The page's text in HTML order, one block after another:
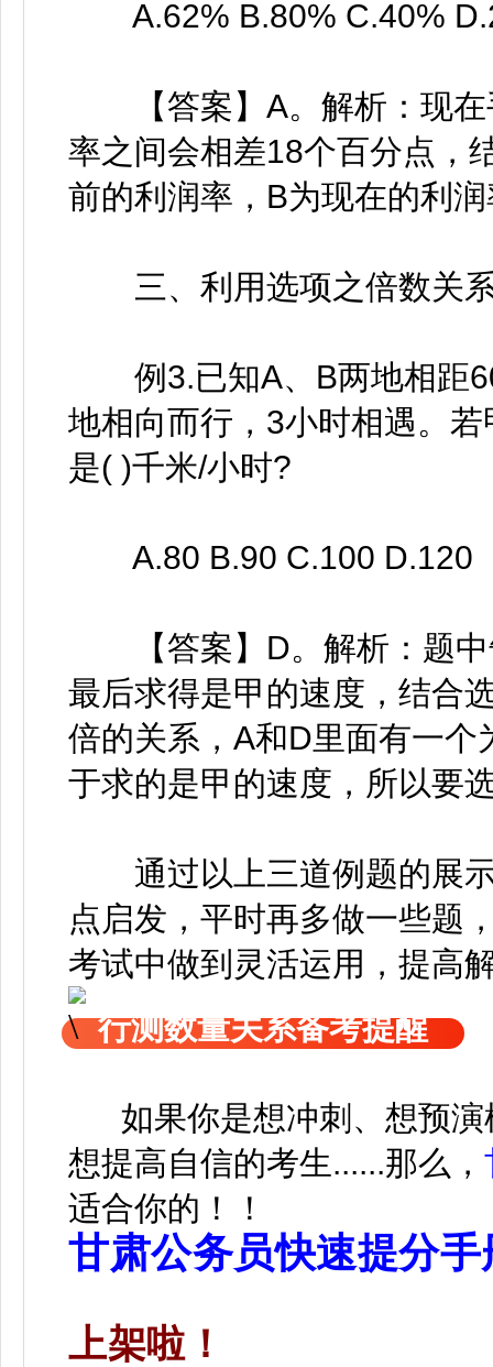
A.62% B.80% C.40%
【答案】A。解析：现在
率之间会相差18个百分点，
前的利润率，B为现在的利
三、利用选项之倍数关
例3.已知A、B两地相距
地相向而行，3小时相遇。
是( )千米/小时?
A.80 B.90 C.100 D.120
【答案】D。解析：题中
最后求得是甲的速度，结合
倍的关系，A和D里面有一
于求的是甲的速度，所以要
通过以上三道例题的展示
点启发，平时再多做一些题
考试中做到灵活运用，提高
行测数量关系备考提醒
如果你是想冲刺、想预演
想提高自信的考生......那么，
适合你的！！
甘肃公务员快速提分手
上架啦！